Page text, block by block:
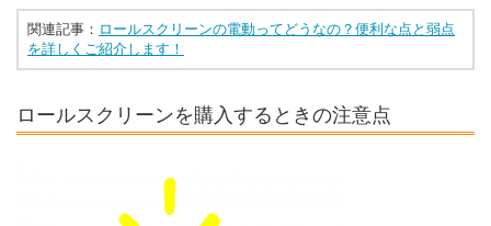
関連記事： ロールスクリーンの電動ってどうなの？便利な点と弱点
を詳しくご紹介します！
ロールスクリーンを購入するときの注意点